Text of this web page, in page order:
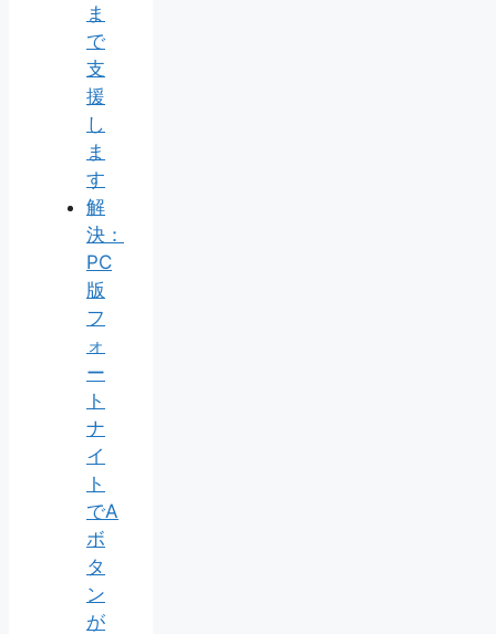
ま
で
支
援
し
ま
す
解
決：
PC
版
フ
ォ
ー
ト
ナ
イ
ト
でA
ボ
タ
ン
が